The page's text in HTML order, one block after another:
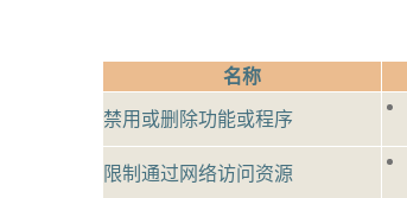
名称
禁用或删除功能或程序
限制通过网络访问资源